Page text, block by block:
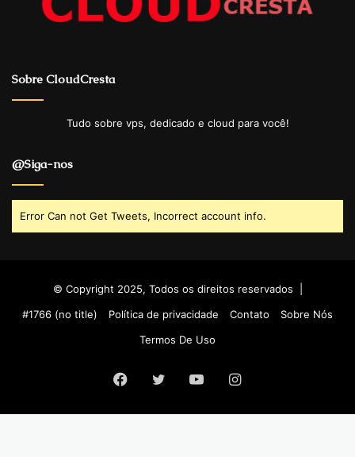
Sobre CloudCresta
Tudo sobre vps, dedicado e cloud para você!
@Siga-nos
Error Can not Get Tweets, Incorrect account info.
© Copyright 2025, Todos os direitos reservados |
#1766 (no title)
Política de privacidade Contato
Sobre Nós
Termos De Uso
Facebook
Twitter YouTubeInstagram